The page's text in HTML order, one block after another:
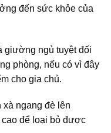
đến sức khỏe của
giường ngủ tuyệt đối
phòng, nếu có vì đây
cho gia chủ.
ngang đè lên
để loại bỏ được